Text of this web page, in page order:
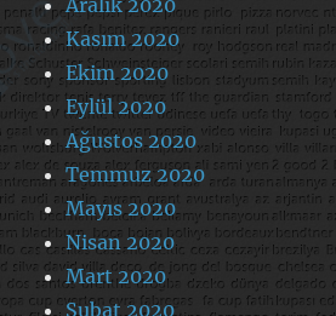
Kasım 2020
Ekim 2020
Eylül 2020
Ağustos 2020
Temmuz 2020
Mayıs 2020
Nisan 2020
Mart 2020
Şubat 2020